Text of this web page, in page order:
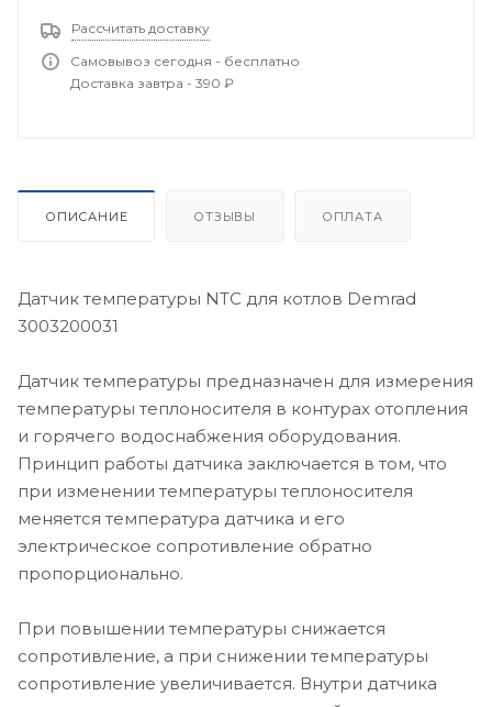
Рассчитать доставку
Самовывоз сегодня - бесплатно
Доставка завтра - 390 ₽
ОПИСАНИЕ ОТЗЫВЫ ОПЛАТА
Датчик температуры NTC для котлов Demrad
3003200031
Датчик температуры предназначен для измерения
температуры теплоносителя в контурах отопления
и горячего водоснабжения оборудования.
Принцип работы датчика заключается в том, что
при изменении температуры теплоносителя
меняется температура датчика и его
электрическое сопротивление обратно
пропорционально.
При повышении температуры снижается
сопротивление, а при снижении температуры
сопротивление увеличивается. Внутри датчика